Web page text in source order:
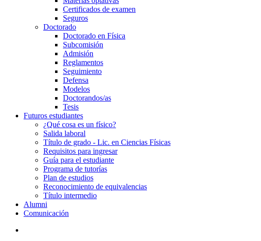
Certificados de examen
Seguros
Doctorado
Doctorado en Física
Subcomisión
Admisión
Reglamentos
Seguimiento
Defensa
Modelos
Doctorandos/as
Tesis
Futuros estudiantes
¿Qué cosa es un físico?
Salida laboral
Título de grado - Lic. en Ciencias Físicas
Requisitos para ingresar
Guía para el estudiante
Programa de tutorías
Plan de estudios
Reconocimiento de equivalencias
Título intermedio
Alumni
Comunicación